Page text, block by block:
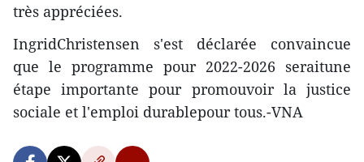
très appréciées.
IngridChristensen s'est déclarée convaincue
que le programme pour 2022-2026 seraitune
étape importante pour promouvoir la justice
sociale et l'emploi durablepour tous.-VNA